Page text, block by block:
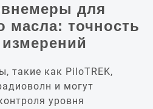
для
масла: точность
такие как PiloTREK,
и могут
уровня